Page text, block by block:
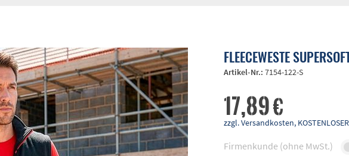
FLEECEWESTE
Artikel-Nr.:7154-122-S
17,89 €
zzgl. Versandkosten,
Firmenkunde (ohne MwSt.)